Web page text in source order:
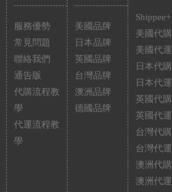
服務優勢
常見問題
聯絡我們
通告版
代購流程教
學
代運流程教
學
美國品牌
日本品牌
英國品牌
台灣品牌
澳洲品牌
德國品牌
Shippee+
美國代購
美國代運
日本代購
日本代運
英國代購
英國代運
台灣代購
台灣代運
澳洲代購
澳洲代運